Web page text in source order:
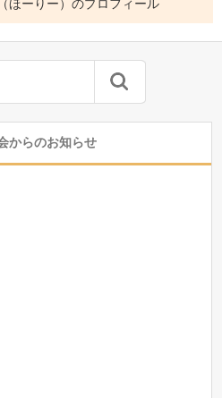
ーりー）のプロフィール
からのお知らせ